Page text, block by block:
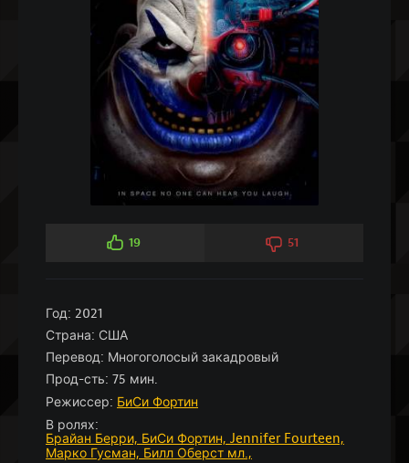
19 51
Год: 2021
Страна: США
Перевод: Многоголосый закадровый
Прод-сть: 75 мин.
Режиссер: БиСи Фортин
В ролях:
Брайан Берри, БиСи Фортин, Jennifer Fourteen,
Марко Гусман, Билл Оберст мл.,